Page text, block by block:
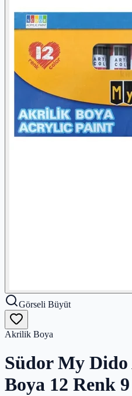
Görseli Büyüt
Akrilik Boya
Südor My
Boya 12 Renk